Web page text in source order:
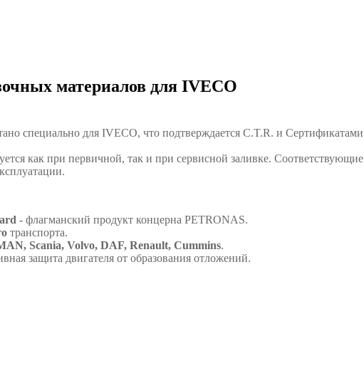
материалов для IVECO
специально для IVECO, что подтверждается C.T.R. и Сертификатами
как при первичной, так и при сервисной заливке. Соответствующие
- флагманский продукт концерна PETRONAS.
транспорта.
Scania, Volvo, DAF, Renault, Cummins.
защита двигателя от образования отложений.